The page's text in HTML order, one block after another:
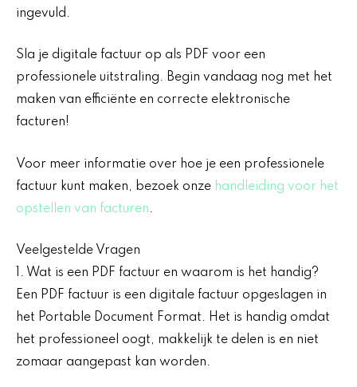
ingevuld.
Sla je digitale factuur op als PDF voor een
professionele uitstraling. Begin vandaag nog met het
maken van efficiënte en correcte elektronische
facturen!
Voor meer informatie over hoe je een professionele
factuur kunt maken, bezoek onze handleiding voor het
opstellen van facturen.
Veelgestelde Vragen
1. Wat is een PDF factuur en waarom is het handig?
Een PDF factuur is een digitale factuur opgeslagen in
het Portable Document Format. Het is handig omdat
het professioneel oogt, makkelijk te delen is en niet
zomaar aangepast kan worden.